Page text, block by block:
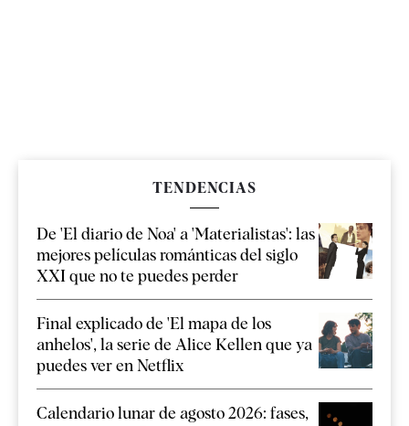
TENDENCIAS
De 'El diario de Noa' a 'Materialistas': las
mejores películas románticas del siglo
XXI que no te puedes perder
Final explicado de 'El mapa de los
anhelos', la serie de Alice Kellen que ya
puedes ver en Netflix
Calendario lunar de agosto 2026: fases,